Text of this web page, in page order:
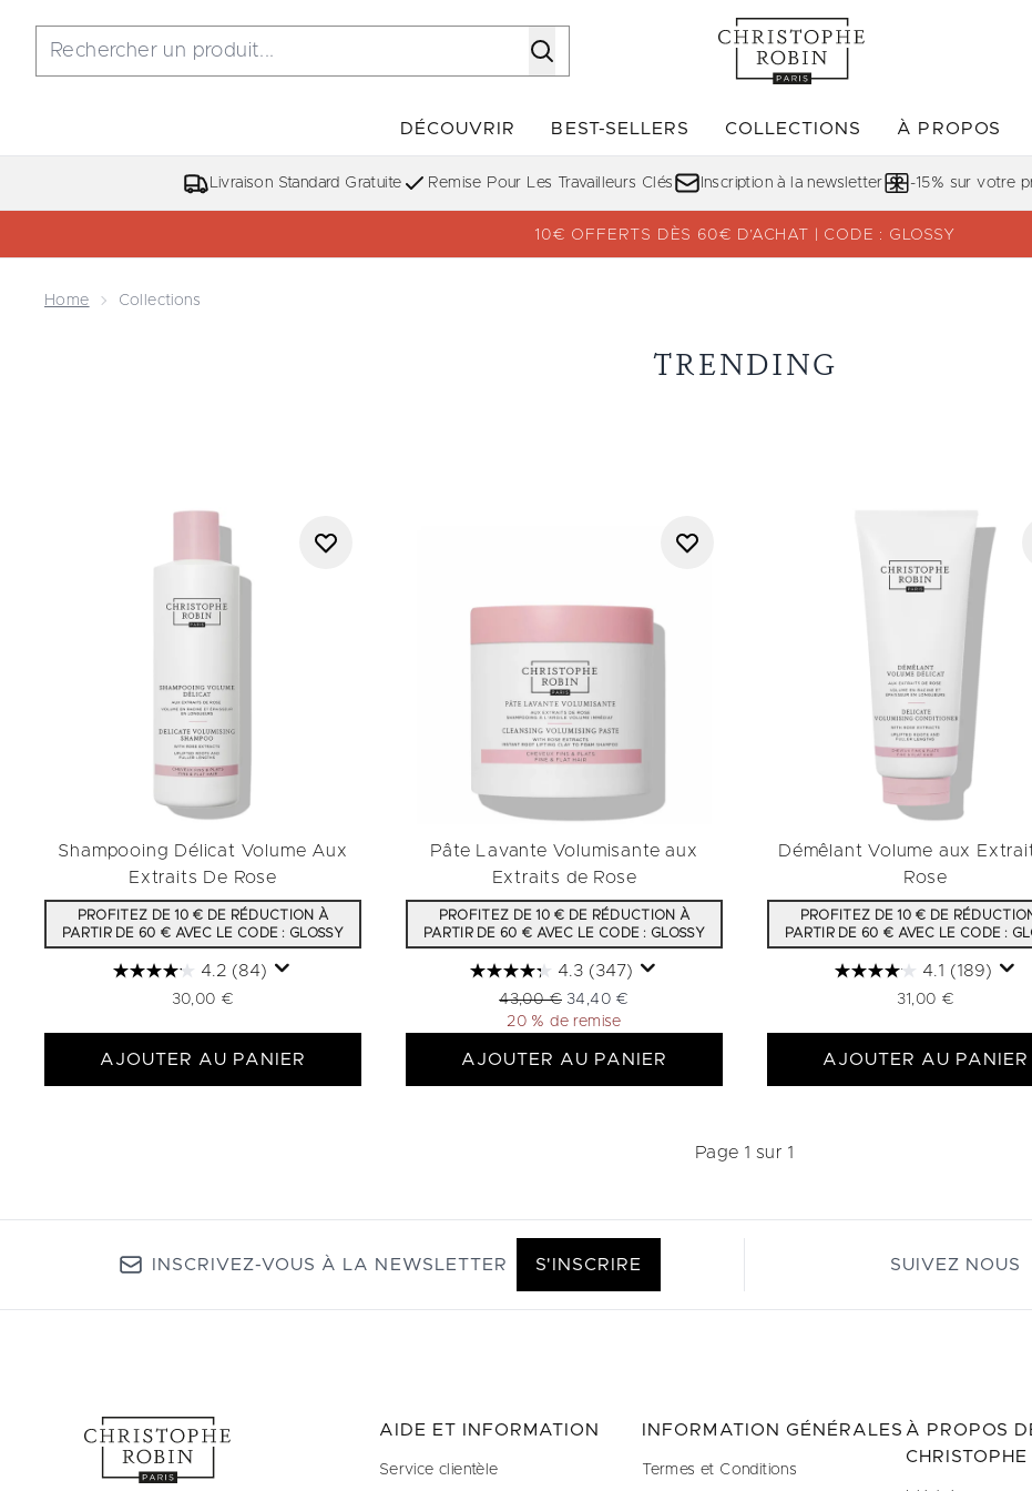
DÉCOUVRIR
Accédez au sous-menu (DÉCOUVRIR)
BEST-SELLERS
Accédez au sous-menu (BEST-SELLERS)
COLLECTIONS À PROPOS
Livraison Standard Gratuite Remise Pour Les Travailleurs Clés Inscription à la newsletter -15% sur votre
10€ OFFERTS DÈS 60€ D’ACHAT | CODE : GLOSSY
Home Collections
TRENDING
Shampooing Délicat Volume Aux
Extraits De Rose
PROFITEZ DE 10 € DE RÉDUCTION À
PARTIR DE 60 € AVEC LE CODE : GLOSSY
4.2 (84)
30,00 €
AJOUTER AU PANIER
Pâte Lavante Volumisante aux
Extraits de Rose
PROFITEZ DE 10 € DE RÉDUCTION À
PARTIR DE 60 € AVEC LE CODE : GLOSSY
4.3 (347)
Prix de vente :
43,00 € Prix ​​actuel :
34,40 €
20 % de remise
AJOUTER AU PANIER
Démêlant Volume aux
Rose
PROFITEZ DE 10 € DE
PARTIR DE 60 € AVEC LE CODE :
4.1 (189)
31,00 €
AJOUTER AU PANIER
Page 1 sur 1
INSCRIVEZ-VOUS À LA NEWSLETTER S'INSCRIRE SUIVEZ NOUS
AIDE ET INFORMATION
Service clientèle
INFORMATION GÉNÉRALES
Termes et Conditions
À PROPOS